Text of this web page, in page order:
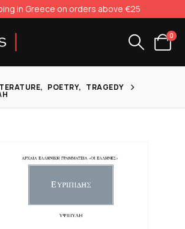
in Greece on orders above €25
0
, POETRY, TRAGEDY